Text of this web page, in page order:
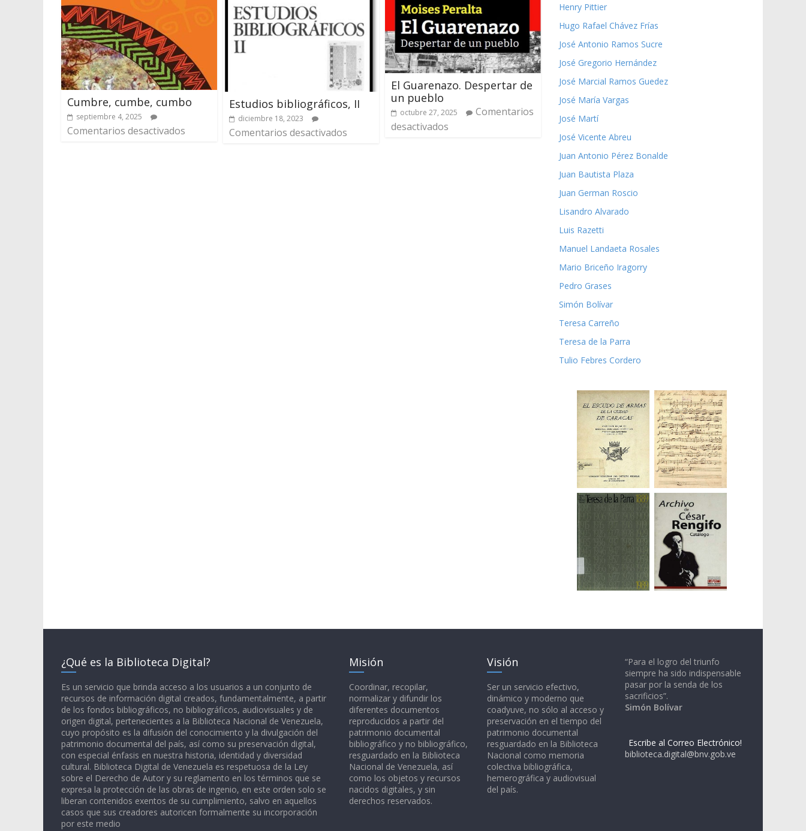
Cumbre, cumbe, cumbo
septiembre 4, 2025
Comentarios desactivados
Estudios bibliográficos, II
diciembre 18, 2023
Comentarios desactivados
El Guarenazo. Despertar de
un pueblo
octubre 27, 2025
Comentarios
desactivados
Henry Pittier
Hugo Rafael Chávez Frías
José Antonio Ramos Sucre
José Gregorio Hernández
José Marcial Ramos Guedez
José María Vargas
José Martí
José Vicente Abreu
Juan Antonio Pérez Bonalde
Juan Bautista Plaza
Juan German Roscio
Lisandro Alvarado
Luis Razetti
Manuel Landaeta Rosales
Mario Briceño Iragorry
Pedro Grases
Simón Bolívar
Teresa Carreño
Teresa de la Parra
Tulio Febres Cordero
¿Qué es la Biblioteca Digital?
Es un servicio que brinda acceso a los usuarios a un conjunto de
recursos de información digital creados, fundamentalmente, a partir
de los fondos bibliográficos, no bibliográficos, audiovisuales y de
origen digital, pertenecientes a la Biblioteca Nacional de Venezuela,
cuyo propósito es la difusión del conocimiento y la divulgación del
patrimonio documental del país, así como su preservación digital,
con especial énfasis en nuestra historia, identidad y diversidad
cultural. Biblioteca Digital de Venezuela es respetuosa de la Ley
sobre el Derecho de Autor y su reglamento en los términos que se
expresa la protección de las obras de ingenio, en este orden solo se
liberan contenidos exentos de su cumplimiento, salvo en aquellos
casos que sus creadores autoricen formalmente su incorporación
por este medio
Misión
Coordinar, recopilar,
normalizar y difundir los
diferentes documentos
reproducidos a partir del
patrimonio documental
bibliográfico y no bibliográfico,
resguardado en la Biblioteca
Nacional de Venezuela, así
como los objetos y recursos
nacidos digitales, y sin
derechos reservados.
Visión
Ser un servicio efectivo,
dinámico y moderno que
coadyuve, no sólo al acceso y
preservación en el tiempo del
patrimonio documental
resguardado en la Biblioteca
Nacional como memoria
colectiva bibliográfica,
hemerográfica y audiovisual
del país.
“Para el logro del triunfo
siempre ha sido indispensable
pasar por la senda de los
sacrificios”.
Simón Bolívar
Escribe al Correo Electrónico!
biblioteca.digital@bnv.gob.ve